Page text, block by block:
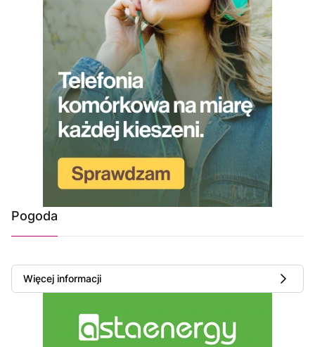
Pogoda
Więcej informacji